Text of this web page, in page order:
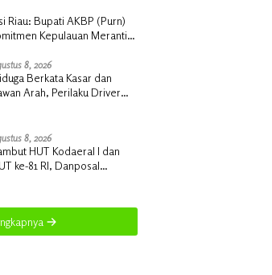
Riau: Bupati AKBP (Purn)
Kepulauan Meranti
8, 2026
Berkata Kasar dan
Arah, Perilaku Driver
8, 2026
HUT Kodaeral I dan
ke-81 RI, Danposal
Bendera di
Meranti